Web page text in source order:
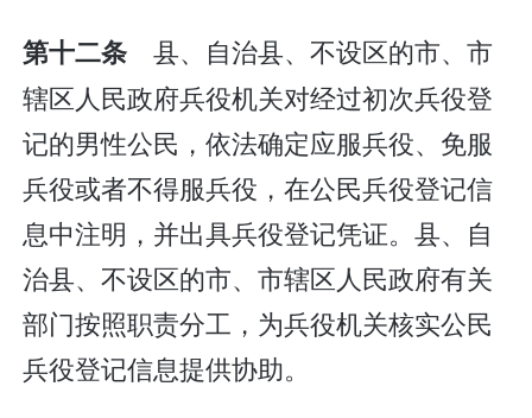
第十二条 县、自治县、不设区的市、市
辖区人民政府兵役机关对经过初次兵役登
记的男性公民，依法确定应服兵役、免服
兵役或者不得服兵役，在公民兵役登记信
息中注明，并出具兵役登记凭证。县、自
治县、不设区的市、市辖区人民政府有关
部门按照职责分工，为兵役机关核实公民
兵役登记信息提供协助。